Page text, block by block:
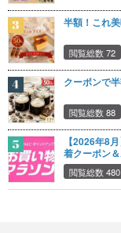
半額！これ
閲覧総数 72
クーポンで
閲覧総数 88
【2026年8
着クーポン
閲覧総数 480